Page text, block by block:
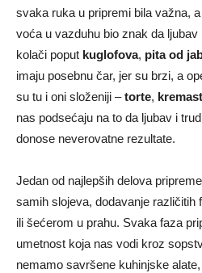
svaka ruka u pripremi bila važna,
voća u vazduhu bio znak da
kolači poput kuglofova, pita od
imaju posebnu čar, jer su brzi, a
su tu i oni složeniji –torte,
nas podsećaju na to da ljubav i
donose neverovatne rezultate.
Jedan od najlepših delova
samih slojeva, dodavanje različitih
ili šećerom u prahu. Svaka faza
umetnost koja nas vodi kroz
nemamo savršene kuhinjske